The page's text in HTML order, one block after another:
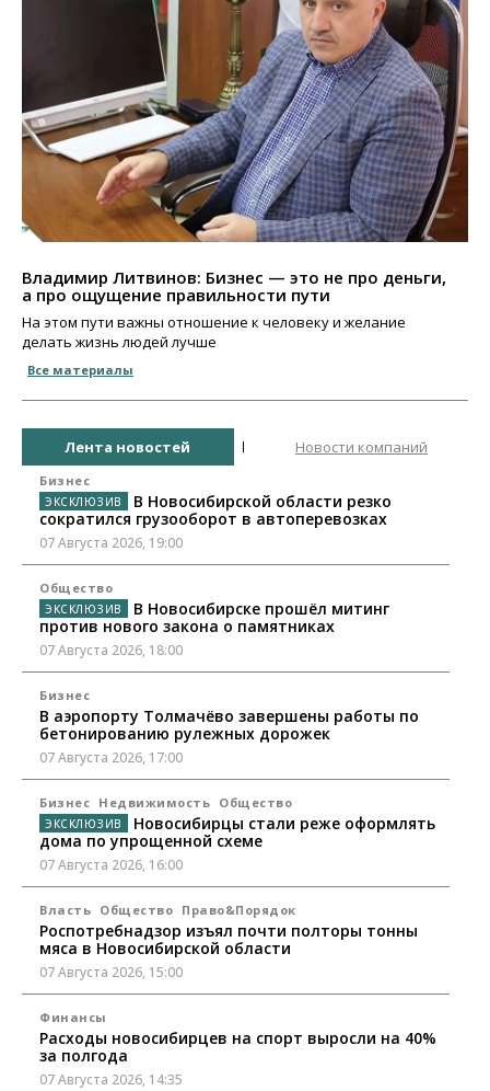
Владимир Литвинов: Бизнес — это не про деньги,
а про ощущение правильности пути
На этом пути важны отношение к человеку и желание
делать жизнь людей лучше
Все материалы
Лента новостей Новости компаний
Бизнес
В Новосибирской области резко
сократился грузооборот в автоперевозках
07 Августа 2026, 19:00
Общество
В Новосибирске прошёл митинг
против нового закона о памятниках
07 Августа 2026, 18:00
Бизнес
В аэропорту Толмачёво завершены работы по
бетонированию рулежных дорожек
07 Августа 2026, 17:00
Бизнес Недвижимость Общество
Новосибирцы стали реже оформлять
дома по упрощенной схеме
07 Августа 2026, 16:00
Власть Общество Право&Порядок
Роспотребнадзор изъял почти полторы тонны
мяса в Новосибирской области
07 Августа 2026, 15:00
Финансы
Расходы новосибирцев на спорт выросли на 40%
за полгода
07 Августа 2026, 14:35